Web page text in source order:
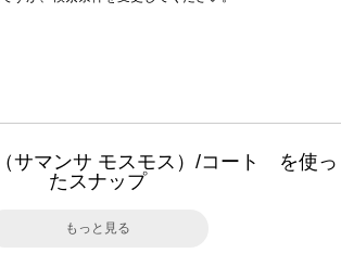
サマンサ モスモス）/コート を使っ
たスナップ
もっと見る